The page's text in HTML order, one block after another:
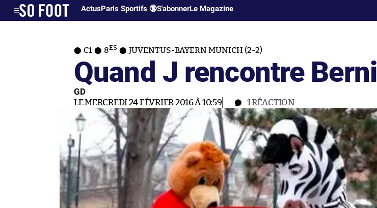
ActusParis Sportifs 🔞S'abonnerLe Magazine
C1 8ES JUVENTUS-BAYERN MUNICH (2-2)
Quand J rencontre Berni
GD
LE MERCREDI 24 FÉVRIER 2016 À 10:59 1RÉACTION